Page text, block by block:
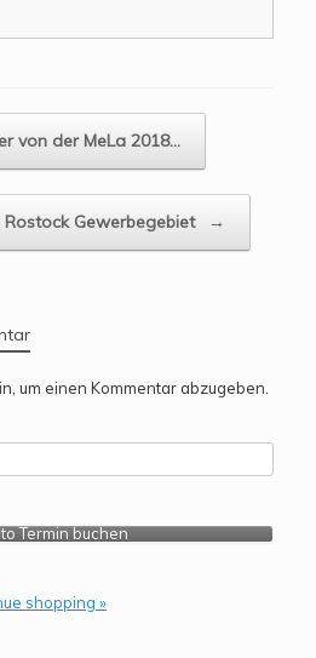
von der MeLa 2018…
Gewerbegebiet →
um einen Kommentar abzugeben.
Termin buchen
shopping »